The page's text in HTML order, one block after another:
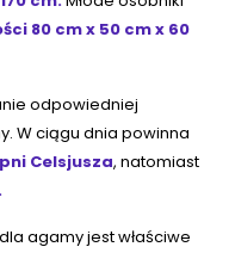
80 cm x 50 cm x 60
odpowiedniej
W ciągu dnia powinna
Celsjusza, natomiast
agamy jest właściwe